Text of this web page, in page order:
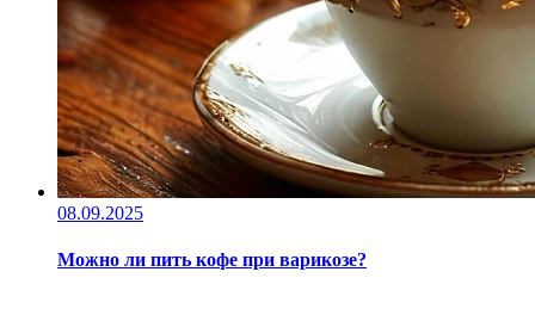
08.09.2025
Можно ли пить кофе при варикозе?